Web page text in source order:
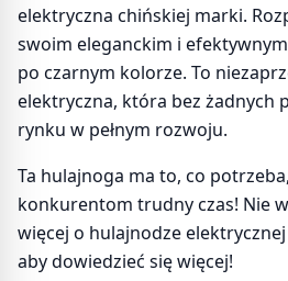
elektryczna chińskiej marki.
swoim eleganckim i efektywnym
po czarnym kolorze. To
elektryczna, która bez żadnych
rynku w pełnym rozwoju.
Ta hulajnoga ma to, co
konkurentom trudny czas! Nie
więcej o hulajnodze
aby dowiedzieć się więcej!